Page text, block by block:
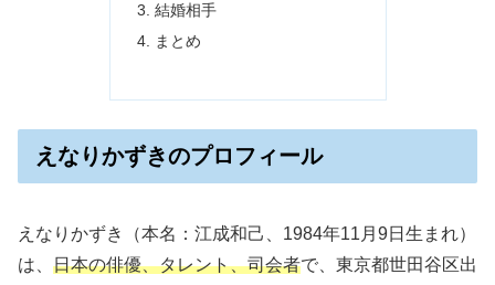
結婚相手
まとめ
えなりかずきのプロフィール
えなりかずき（本名：江成和己、1984年11月9日生まれ）
は、 日本の俳優、タレント、司会者で、東京都世田谷区出